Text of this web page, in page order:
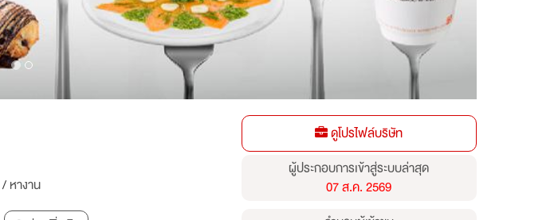
/หางาน
ดูโปรไฟล์บริษัท
ผู้ประกอบการเข้าสู่ระบบล่าสุด
07 ส.ค. 2569